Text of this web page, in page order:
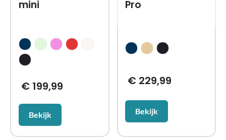
mini
€199,99
Bekijk
Pro
€ 229,99
Bekijk